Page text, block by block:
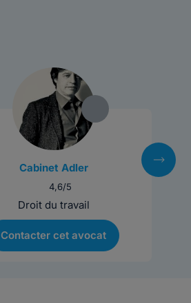
Cabinet Adler
4,6/5
Droit du travail
Contacter cet avocat